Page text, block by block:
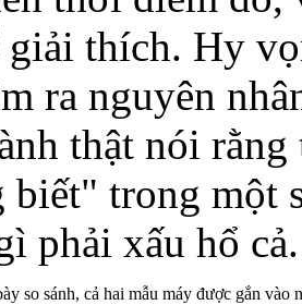
giải thích. Hy
ra nguyên
thật nói
trong một
phải xấu hổ cả.
so sánh, cả hai mẫu máy được gắn vào